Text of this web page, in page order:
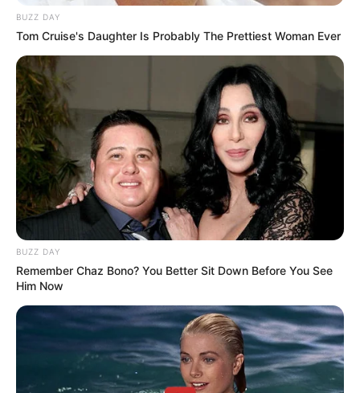
LIHAT ARTIKEL LAINNYA
The Double
Lu Zhaozhao’s
Assassination Notes
The Princess Royal Enslaved by Love
BUZZ DAY
Tom Cruise's Daughter Is Probably The Prettiest Woman Ever
BUZZ DAY
Remember Chaz Bono? You Better Sit Down Before You See
Him Now